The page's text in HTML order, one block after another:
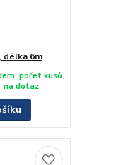
délka 6m
počet kusů
na dotaz